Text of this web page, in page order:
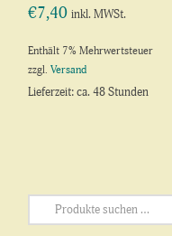
€7,40 inkl. MWSt.
Enthält 7% Mehrwertsteuer
zzgl.Versand
Lieferzeit: ca. 48 Stunden
Suchen
nach: